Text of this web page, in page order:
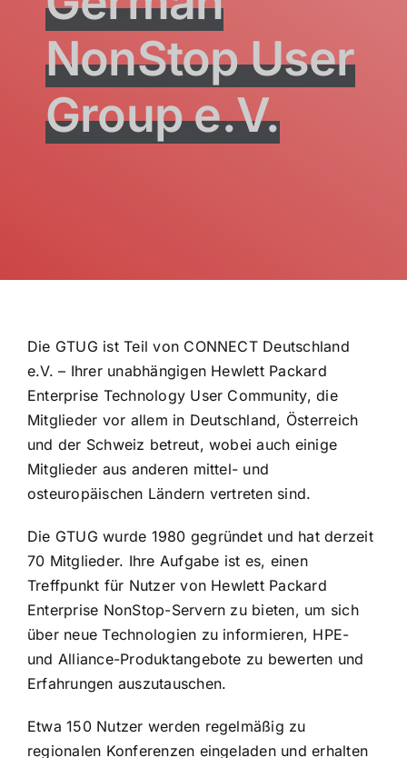
Deutsch
NonStop User
Group e.V.
Die GTUG ist Teil von CONNECT Deutschland
e.V. – Ihrer unabhängigen Hewlett Packard
Enterprise Technology User Community, die
Mitglieder vor allem in Deutschland, Österreich
und der Schweiz betreut, wobei auch einige
Mitglieder aus anderen mittel- und
osteuropäischen Ländern vertreten sind.
Die GTUG wurde 1980 gegründet und hat derzeit
70 Mitglieder. Ihre Aufgabe ist es, einen
Treffpunkt für Nutzer von Hewlett Packard
Enterprise NonStop-Servern zu bieten, um sich
über neue Technologien zu informieren, HPE-
und Alliance-Produktangebote zu bewerten und
Erfahrungen auszutauschen.
Etwa 150 Nutzer werden regelmäßig zu
regionalen Konferenzen eingeladen und erhalten